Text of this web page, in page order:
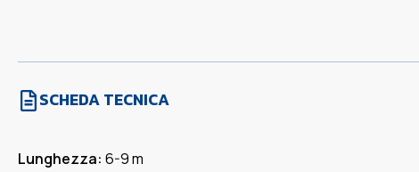
SCHEDA TECNICA
Lunghezza: 6-9 m